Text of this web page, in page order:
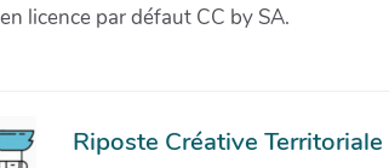
licence par défaut CC by SA.
Riposte Créative Territoriale